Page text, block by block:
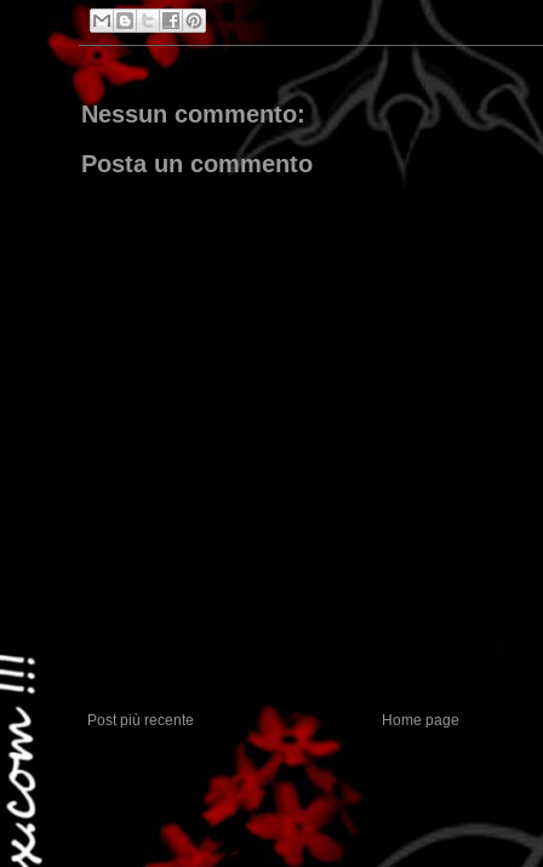
Nessun commento:
Posta un commento
Post più recente Home page